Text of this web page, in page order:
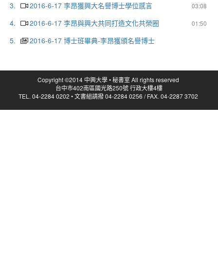
3.
03:08
2016-6-17 李昂獲興大名譽博士學位感言
4.
01:50
2016-6-17 李昂與興大共同打造文化共榮圈
5.
2016-6-17 博士班畢典-李昂獲頒名譽博士
Copyright ©2014 中興大學 • 秘書室 All rights reserved
台中市402南區國光路250號 行政大樓4樓
TEL. 04-2284 0202 • 文書組請撥 04-2284 0256 / FAX. 04-2287 3702